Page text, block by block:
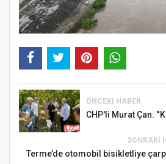
ÖNCEKI HABER
CHP'li Murat Çan:
SONRAKI
Terme’de otomobil bisikletliye